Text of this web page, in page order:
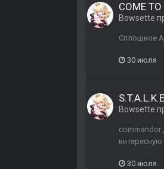
COME TO
Bowsette
Сплошное
30 июля
Bowsette
сommandor
30 июля